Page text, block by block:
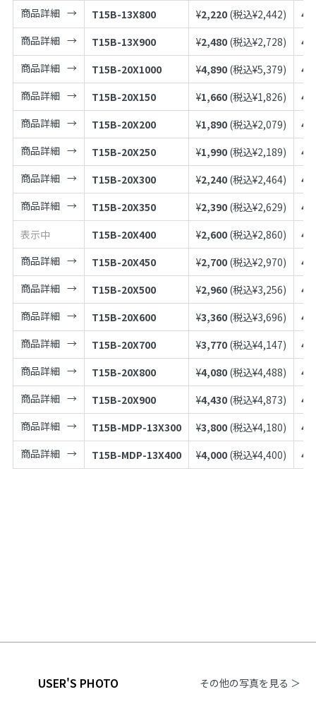
商品詳細 T15B-13X800 ¥2,220 (税込¥2,442)
商品詳細
T15B-13X900 ¥2,480 (税込¥2,728)
商品詳細
T15B-20X1000 ¥4,890 (税込¥5,379)
商品詳細
T15B-20X150 ¥1,660 (税込¥1,826)
商品詳細
T15B-20X200 ¥1,890 (税込¥2,079)
商品詳細
T15B-20X250 ¥1,990 (税込¥2,189)
商品詳細
T15B-20X300 ¥2,240 (税込¥2,464)
商品詳細
T15B-20X350 ¥2,390 (税込¥2,629)
表示中
T15B-20X400 ¥2,600 (税込¥2,860)
商品詳細
T15B-20X450 ¥2,700 (税込¥2,970)
商品詳細
T15B-20X500 ¥2,960 (税込¥3,256)
商品詳細
T15B-20X600 ¥3,360 (税込¥3,696)
商品詳細
T15B-20X700 ¥3,770 (税込¥4,147)
商品詳細
T15B-20X800 ¥4,080 (税込¥4,488)
商品詳細
T15B-20X900 ¥4,430 (税込¥4,873)
商品詳細
T15B-MDP-13X300 ¥3,800 (税込¥4,180)
商品詳細
T15B-MDP-13X400 ¥4,000 (税込¥4,400)
USER'S PHOTO その他の写真を見る ＞